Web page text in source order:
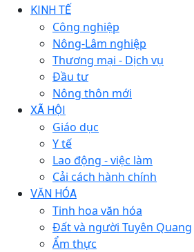
KINH TẾ
Công nghiệp
Nông-Lâm nghiệp
Thương mại - Dịch vụ
Đầu tư
Nông thôn mới
XÃ HỘI
Giáo dục
Y tế
Lao động - việc làm
Cải cách hành chính
VĂN HÓA
Tinh hoa văn hóa
Đất và người Tuyên Quang
Ẩm thực